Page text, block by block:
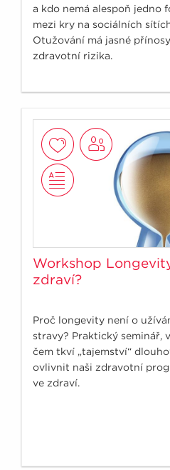
a kdo nemá alespoň jedno
mezi kry na sociálních
Otužování má jasné
zdravotní rizika.
Workshop
zdraví?
Proč longevity není o
stravy? Praktický seminář,
čem tkví „tajemství“
ovlivnit naši zdravotní
ve zdraví.